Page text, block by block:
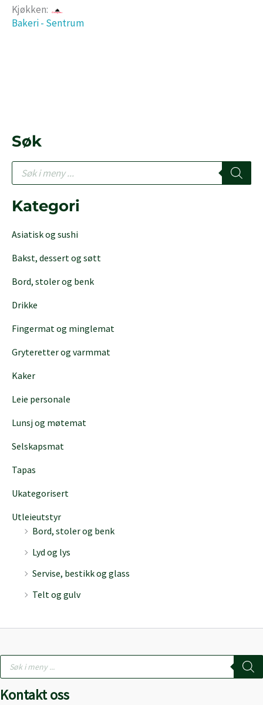
Søk
P
d
u
t
s
a
c
Kategori
Asiatisk og sushi
Bakst, dessert og søtt
Bord, stoler og benk
Drikke
Fingermat og minglemat
Gryteretter og varmmat
Kaker
Leie personale
Lunsj og møtemat
Selskapsmat
Tapas
Ukategorisert
Utleieutstyr
Bord, stoler og benk
Lyd og lys
Servise, bestikk og glass
Telt og gulv
Kjøkken:
Bakeri - Sentrum
Products
search
Kontakt oss